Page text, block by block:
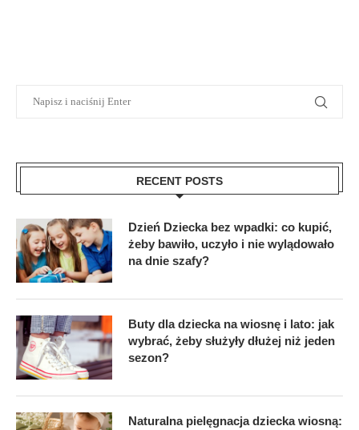
RECENT POSTS
Dzień Dziecka bez wpadki: co kupić,
żeby bawiło, uczyło i nie wylądowało
na dnie szafy?
Buty dla dziecka na wiosnę i lato: jak
wybrać, żeby służyły dłużej niż jeden
sezon?
Naturalna pielęgnacja dziecka wiosną: